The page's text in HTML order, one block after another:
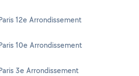
12e Arrondissement
10e Arrondissement
3e Arrondissement